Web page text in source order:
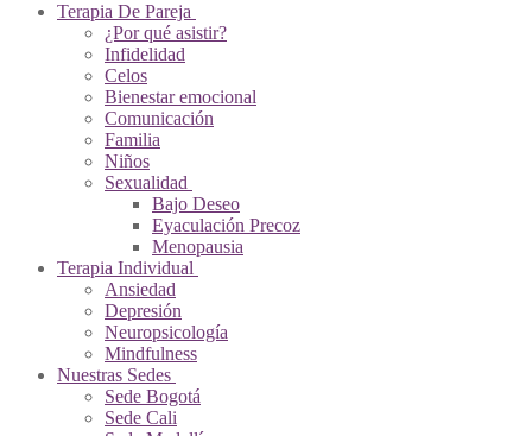
Terapia De Pareja
¿Por qué asistir?
Infidelidad
Celos
Bienestar emocional
Comunicación
Familia
Niños
Sexualidad
Bajo Deseo
Eyaculación Precoz
Menopausia
Terapia Individual
Ansiedad
Depresión
Neuropsicología
Mindfulness
Nuestras Sedes
Sede Bogotá
Sede Cali